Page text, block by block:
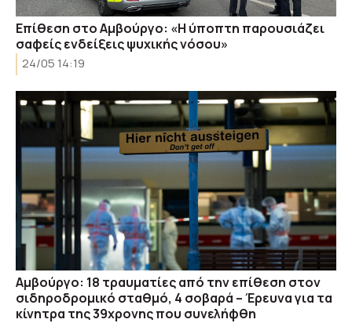
Επίθεση στο Αμβούργο: «Η ύποπτη παρουσιάζει
σαφείς ενδείξεις ψυχικής νόσου»
24/05 14:19
Αμβούργο: 18 τραυματίες από την επίθεση στον
σιδηροδρομικό σταθμό, 4 σοβαρά – Έρευνα για τα
κίνητρα της 39χρονης που συνελήφθη